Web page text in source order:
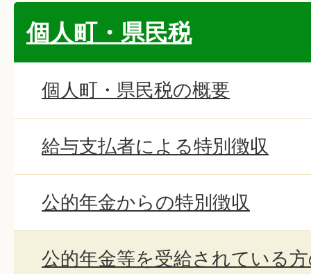
個人町・県民税
個人町・県民税の概要
給与支払者による特別徴収
公的年金からの特別徴収
公的年金等を受給されている